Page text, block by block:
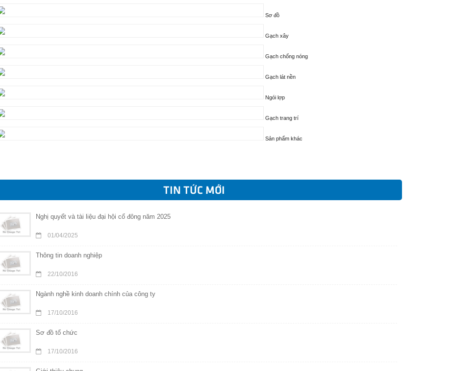
Sơ đồ
Gạch xây
Gạch chống nóng
Gạch lát nền
Ngói lợp
Gạch trang trí
Sản phẩm khác
TIN TỨC MỚI
Nghị quyết và tài liệu đại hội cổ đông năm 2025
01/04/2025
Thông tin doanh nghiệp
22/10/2016
Ngành nghề kinh doanh chính của công ty
17/10/2016
Sơ đồ tổ chức
17/10/2016